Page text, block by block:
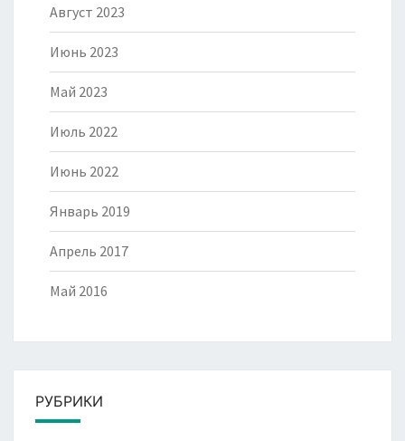
Август 2023
Июнь 2023
Май 2023
Июль 2022
Июнь 2022
Январь 2019
Апрель 2017
Май 2016
РУБРИКИ